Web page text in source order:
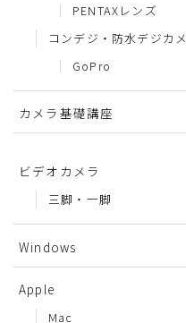
PENTAXレンズ
コンデジ・防水デジカメ
GoPro
カメラ基礎講座
ビデオカメラ
三脚・一脚
Windows
Apple
Mac